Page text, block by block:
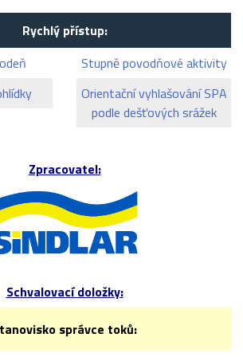
Rychlý přístup:
Stupně povodňové aktivity
Orientační vyhlašování SPA
podle dešťových srážek
Zpracovatel:
Schvalovací doložky:
správce toků: